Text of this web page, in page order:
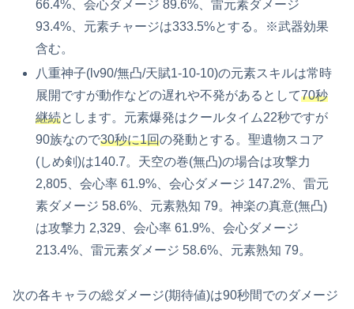
66.4%、会心ダメージ 89.6%、雷元素ダメージ
93.4%、元素チャージは333.5%とする。※武器効果
含む。
八重神子(lv90/無凸/天賦1-10-10)の元素スキルは常時
展開ですが動作などの遅れや不発があるとして70秒
継続とします。元素爆発はクールタイム22秒ですが
90族なので30秒に1回の発動とする。聖遺物スコア
(しめ剣)は140.7。天空の巻(無凸)の場合は攻撃力
2,805、会心率 61.9%、会心ダメージ 147.2%、雷元
素ダメージ 58.6%、元素熟知 79。神楽の真意(無凸)
は攻撃力 2,329、会心率 61.9%、会心ダメージ
213.4%、雷元素ダメージ 58.6%、元素熟知 79。
次の各キャラの総ダメージ(期待値)は90秒間でのダメージ